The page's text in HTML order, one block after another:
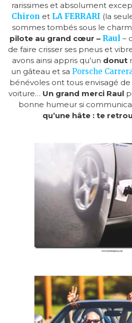
rarissimes et absolument
Chiron et LA FERRARI (la
sommes tombés sous le
pilote au grand cœur – Raul –
de faire crisser ses pneus et
avons ainsi appris qu’un donut
un gâteau et sa Porsche
bénévoles ont tous envisagé
voiture… Un grand merci Raul
bonne humeur si
qu’une hâte : te